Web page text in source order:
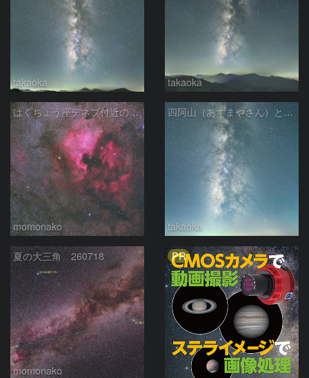
takaoka takaoka
はくちょう座デネブ付近の空域 260720
momonako
四阿山（あずまやさん）と立ち昇る夏の銀河
takaoka
夏の大三角 260718
momonako
PR